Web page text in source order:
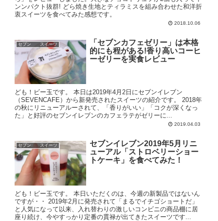
ンンパクト抜群! どら焼き生地とティラミスを組み合わせた和洋折
衷スイーツを食べてみた感想です。
2018.10.06
セブン スイーツ
「セブンカフェゼリー」は本格
的にも程がある!香り高いコーヒ
ーゼリーを実食レビュー
ども！ビー玉です。 本日は2019年4月2日にセブンイレブン
（SEVENCAFE）から新発売されたスイーツの紹介です。 2018年
の秋にリニューアルーされて、「香りがいい」「コクが深くなっ
た」と好評のセブンイレブンのカフェラテがゼリーに...
2019.04.03
セブン スイーツ
セブンイレブン2019年5月リニ
ューアル「ストロベリーショー
トケーキ」を食べてみた！
ども！ビー玉です。 本日いただくのは、今週の新製品ではないん
ですが・・ 2019年2月に発売されて「まるでイチゴショートだ」
と人気になって以来、入れ替わりの激しいコンビニの商品棚に居
座り続け、今やすっかり定番の貫禄が出てきたスイーツです...